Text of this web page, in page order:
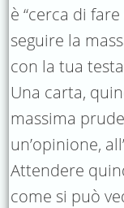
è “cerca di
seguire la
con la tua
Una carta,
massima
un’opinione,
Attendere
come si può